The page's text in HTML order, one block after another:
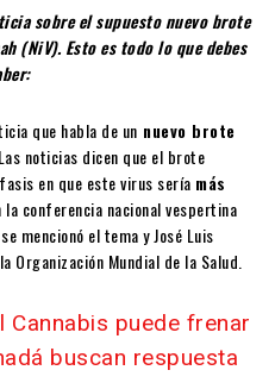
sobre el supuesto nuevo brote
(NiV). Esto es todo lo que debes
que habla de un nuevo brote
. Las noticias dicen que el brote
en que este virus sería más
la conferencia nacional vespertina
mencionó el tema y José Luis
Organización Mundial de la Salud.
Cannabis puede frenar
buscan respuesta